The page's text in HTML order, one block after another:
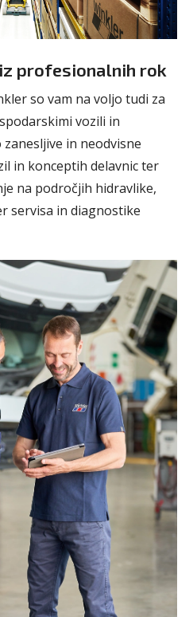
profesionalnih rok
so vam na voljo tudi za
vozili in
in neodvisne
in konceptih delavnic ter
na področjih hidravlike,
servisa in diagnostike